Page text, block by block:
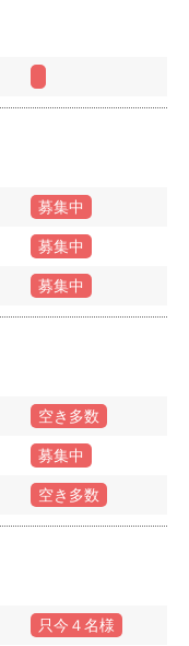
募集中
募集中
募集中
空き多数
募集中
空き多数
只今４名様